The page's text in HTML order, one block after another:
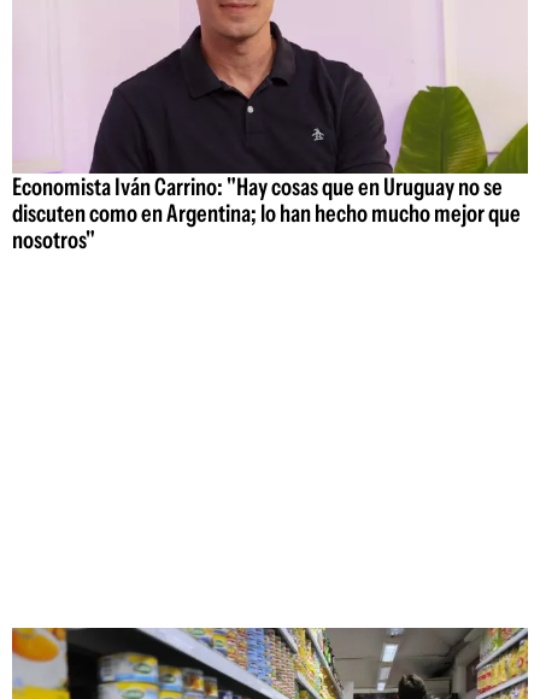
Economista Iván Carrino: "Hay cosas que en Uruguay no se
discuten como en Argentina; lo han hecho mucho mejor que
nosotros"